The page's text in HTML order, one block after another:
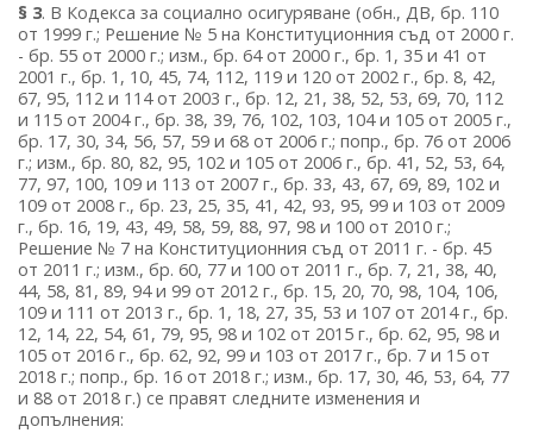
§ 3. В Кодекса за социално осигуряване (обн., ДВ, бр. 110
от 1999 г.; Решение № 5 на Конституционния съд от 2000 г.
- бр. 55 от 2000 г.; изм., бр. 64 от 2000 г., бр. 1, 35 и 41 от
2001 г., бр. 1, 10, 45, 74, 112, 119 и 120 от 2002 г., бр. 8, 42,
67, 95, 112 и 114 от 2003 г., бр. 12, 21, 38, 52, 53, 69, 70, 112
и 115 от 2004 г., бр. 38, 39, 76, 102, 103, 104 и 105 от 2005 г.,
бр. 17, 30, 34, 56, 57, 59 и 68 от 2006 г.; попр., бр. 76 от 2006
г.; изм., бр. 80, 82, 95, 102 и 105 от 2006 г., бр. 41, 52, 53, 64,
77, 97, 100, 109 и 113 от 2007 г., бр. 33, 43, 67, 69, 89, 102 и
109 от 2008 г., бр. 23, 25, 35, 41, 42, 93, 95, 99 и 103 от 2009
г., бр. 16, 19, 43, 49, 58, 59, 88, 97, 98 и 100 от 2010 г.;
Решение № 7 на Конституционния съд от 2011 г. - бр. 45
от 2011 г.; изм., бр. 60, 77 и 100 от 2011 г., бр. 7, 21, 38, 40,
44, 58, 81, 89, 94 и 99 от 2012 г., бр. 15, 20, 70, 98, 104, 106,
109 и 111 от 2013 г., бр. 1, 18, 27, 35, 53 и 107 от 2014 г., бр.
12, 14, 22, 54, 61, 79, 95, 98 и 102 от 2015 г., бр. 62, 95, 98 и
105 от 2016 г., бр. 62, 92, 99 и 103 от 2017 г., бр. 7 и 15 от
2018 г.; попр., бр. 16 от 2018 г.; изм., бр. 17, 30, 46, 53, 64, 77
и 88 от 2018 г.) се правят следните изменения и
допълнения: